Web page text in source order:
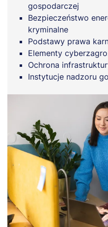
gospodarczej
Bezpieczeństwo
kryminalne
Podstawy prawa
Elementy
Ochrona
Instytucje nadzoru